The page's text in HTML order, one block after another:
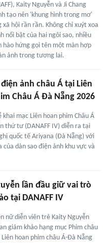
Kaity Nguyễn và Ji Chang
tạo nên 'khung hình trong mơ'
xã hội rần rần. Không chỉ xuýt xoa
nổi bật của hai ngôi sao, nhiều
hào hứng gọi tên một màn hợp
ảnh trong tương lai.
điện ảnh châu Á tại Liên
Châu Á Đà Nẵng 2026
khai mạc Liên hoan phim Châu Á
thứ tư (DANAFF IV) diễn ra tại
quốc tế Ariyana (Đà Nẵng) với
của dàn sao điện ảnh khu vực và
lần đầu giữ vai trò
tại DANAFF IV
nữ diễn viên trẻ Kaity Nguyễn
giám khảo hạng mục Phim châu
hoan phim châu Á-Đà Nẵng